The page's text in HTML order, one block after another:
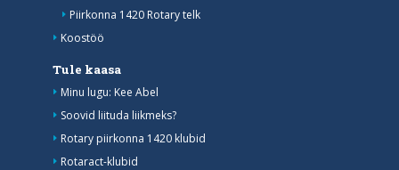
Piirkonna 1420 Rotary telk
Koostöö
Tule kaasa
Minu lugu: Kee Abel
Soovid liituda liikmeks?
Rotary piirkonna 1420 klubid
Rotaract-klubid